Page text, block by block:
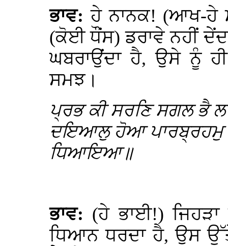
ਭਾਵ:ਹੇ ਨਾਨਕ! (ਆਖ-ਹੇ
(ਕੋਈ ਧੌਂਸ) ਡਰਾਵੇ ਨਹੀਂ
ਘਬਰਾਉਂਦਾ ਹੈ, ਉਸੇ ਨੂੰ
ਸਮਝ।
ਪ੍ਰਭ ਕੀ ਸਰਣਿ ਸਗਲ ਭੈ
ਦਇਆਲੁ ਹੋਆ ਪਾਰਬ੍ਰਹਮੁ
ਧਿਆਇਆ॥
ਭਾਵ: (ਹੇ ਭਾਈ!)
ਧਿਆਨ ਧਰਦਾ ਹੈ, ਉਸ